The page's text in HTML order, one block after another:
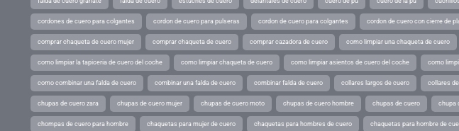
cordones de cuero para colgantes cordon de cuero para pulseras cordon de cuero para colgantes cordon de cuero con cierre de
comprar chaqueta de cuero mujer comprar chaqueta de cuero comprar cazadora de cuero como limpiar una chaqueta de cuero
como limpiar la tapiceria de cuero del coche como limpiar chaqueta de cuero como limpiar asientos de cuero del coche como
como combinar una falda de cuero combinar una falda de cuero combinar falda de cuero collares largos de cuero collares
chupas de cuero zara chupas de cuero mujer chupas de cuero moto chupas de cuero hombre chupas de cuero chupa
chompas de cuero para hombre chaquetas para mujer de cuero chaquetas para hombres de cuero chaquetas para hombre de